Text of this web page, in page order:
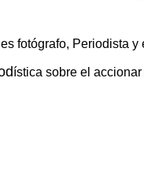
fotógrafo, Periodista
ística sobre el